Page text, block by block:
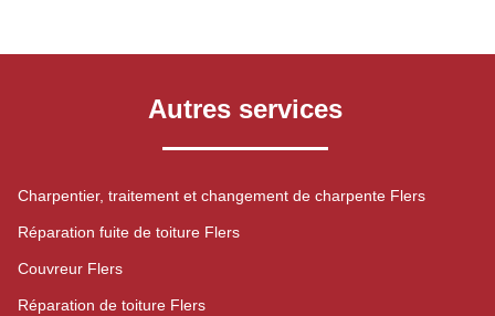
Autres services
Charpentier, traitement et changement de charpente Flers
Réparation fuite de toiture Flers
Couvreur Flers
Réparation de toiture Flers